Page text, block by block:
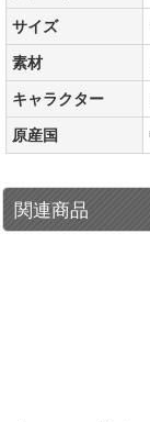
サイズ
素材
キャラクター
原産国
関連商品